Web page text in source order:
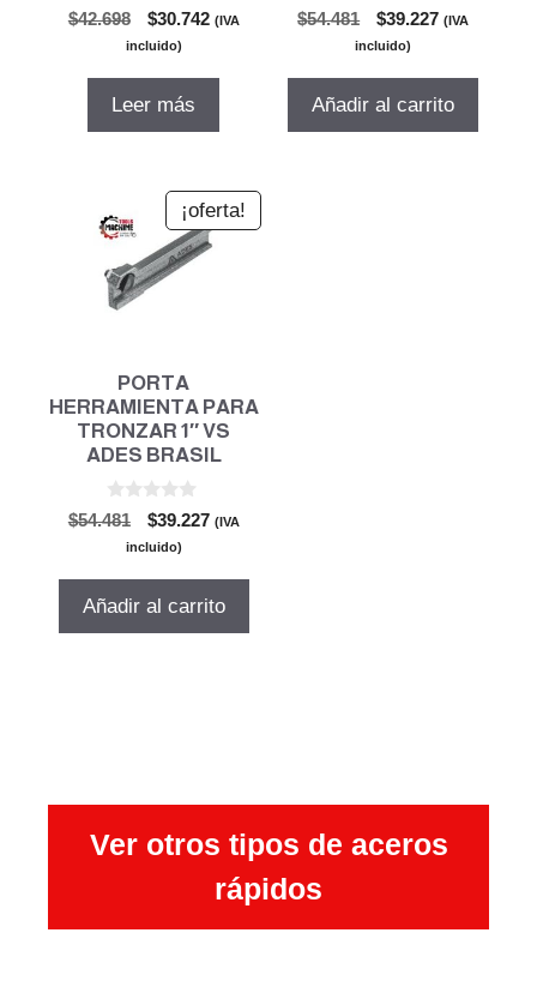
0
d
$42.698
El
precio
$42.698.
$30.742El(IVA
incluido)
Leer más
0
d
$54.481
El
precio
era:
$54.481.
$39.227El
$39.227.
(IVA
incluido)
Añadir al carrito
¡oferta!
PORTA
HERRAMIENTA PARA
TRONZAR 1″ VS
ADES BRASIL
0
d
$54.481
El
precio
era:
$39.227El
es:
(IVA
incluido)
Añadir al carrito
Ver otros tipos de aceros
rápidos